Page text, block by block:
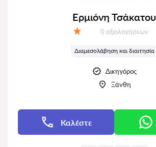
Ερμιόνη Τσάκατου
Αξιολογήσεις:
0 αξιολογήσεων
Διαμεσολάβηση και διαιτησία
Δικηγόρος
Ξάνθη
Καλέστε